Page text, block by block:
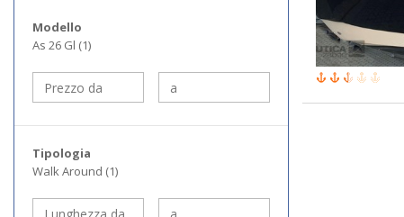
Modello
As 26 Gl (1)
Tipologia
Walk Around (1)